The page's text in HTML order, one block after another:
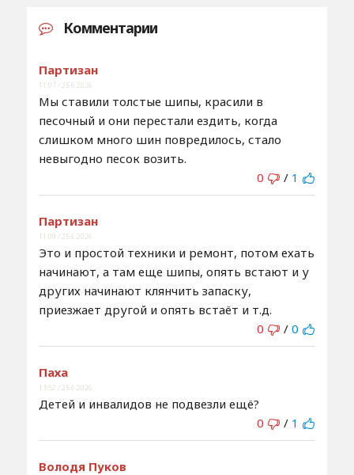
Комментарии
Партизан
11:07 / 25.6.2026
Мы ставили толстые шипы, красили в
песочный и они перестали ездить, когда
слишком много шин повредилось, стало
невыгодно песок возить.
0
/ 1
Партизан
11:09 / 25.6.2026
Это и простой техники и ремонт, потом ехать
начинают, а там еще шипы, опять встают и у
других начинают клянчить запаску,
приезжает другой и опять встаёт и т.д.
0
/ 0
Паха
13:52 / 25.6.2026
Детей и инвалидов не подвезли ещё?
0
/ 1
Володя Пуков